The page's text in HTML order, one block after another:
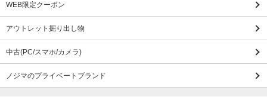
WEB限定クーポン
アウトレット掘り出し物
中古(PC/スマホ/カメラ)
ノジマのプライベートブランド